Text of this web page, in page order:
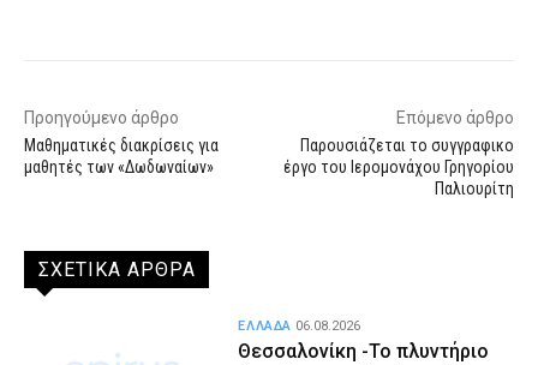
Προηγούμενο άρθρο
Μαθηματικές διακρίσεις για
μαθητές των «Δωδωναίων»
Επόμενο άρθρο
Παρουσιάζεται το συγγραφικο
έργο του Ιερομονάχου Γρηγορίου
Παλιουρίτη
ΣΧΕΤΙΚΑ ΑΡΘΡΑ
Θεσσαλονίκη -Το πλυντήριο
ΕΛΛΑΔΑ 06.08.2026